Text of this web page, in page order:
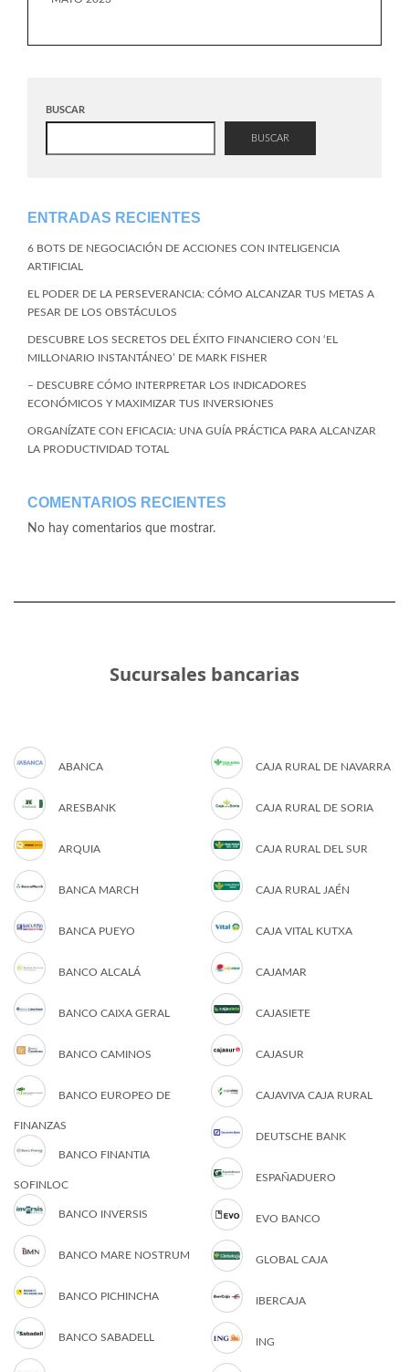
BUSCAR
BUSCAR
ENTRADAS RECIENTES
6 BOTS DE NEGOCIACIÓN DE ACCIONES CON INTELIGENCIA
ARTIFICIAL
EL PODER DE LA PERSEVERANCIA: CÓMO ALCANZAR TUS METAS A
PESAR DE LOS OBSTÁCULOS
DESCUBRE LOS SECRETOS DEL ÉXITO FINANCIERO CON ‘EL
MILLONARIO INSTANTÁNEO’ DE MARK FISHER
– DESCUBRE CÓMO INTERPRETAR LOS INDICADORES
ECONÓMICOS Y MAXIMIZAR TUS INVERSIONES
ORGANÍZATE CON EFICACIA: UNA GUÍA PRÁCTICA PARA ALCANZAR
LA PRODUCTIVIDAD TOTAL
COMENTARIOS RECIENTES
No hay comentarios que mostrar.
Sucursales bancarias
ABANCA
ARESBANK
ARQUIA
BANCA MARCH
BANCA PUEYO
BANCO ALCALÁ
BANCO CAIXA GERAL
BANCO CAMINOS
BANCO EUROPEO DE
FINANZAS
BANCO FINANTIA
SOFINLOC
BANCO INVERSIS
BANCO MARE NOSTRUM
BANCO PICHINCHA
BANCO SABADELL
CAJA RURAL DE NAVARRA
CAJA RURAL DE SORIA
CAJA RURAL DEL SUR
CAJA RURAL JAÉN
CAJA VITAL KUTXA
CAJAMAR
CAJASIETE
CAJASUR
CAJAVIVA CAJA RURAL
DEUTSCHE BANK
ESPAÑADUERO
EVO BANCO
GLOBAL CAJA
IBERCAJA
ING